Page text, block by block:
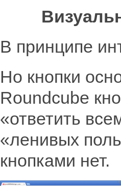
В принципе
Но кнопки
Roundcube
«ответить
«ленивых
кнопками нет.